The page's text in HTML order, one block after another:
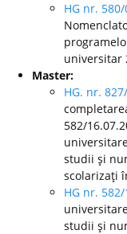
HG nr.
universitar
Master:
HG. nr.
582/
studii şi
scolarizaţi
HG nr.
studii şi